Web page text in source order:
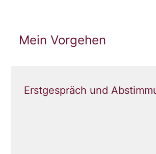
Mein Vorgehen
Erstgespräch und